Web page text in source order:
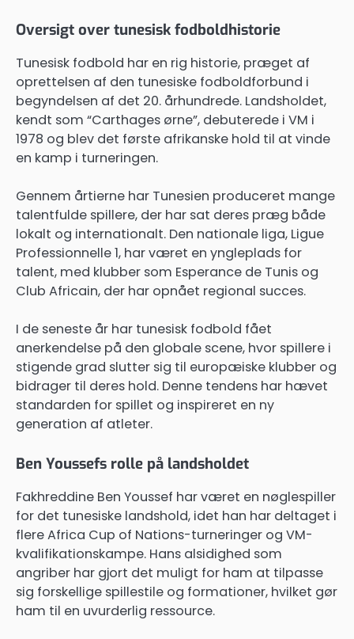
Oversigt over tunesisk fodboldhistorie
Tunesisk fodbold har en rig historie, præget af
oprettelsen af den tunesiske fodboldforbund i
begyndelsen af det 20. århundrede. Landsholdet,
kendt som “Carthages ørne”, debuterede i VM i
1978 og blev det første afrikanske hold til at vinde
en kamp i turneringen.
Gennem årtierne har Tunesien produceret mange
talentfulde spillere, der har sat deres præg både
lokalt og internationalt. Den nationale liga, Ligue
Professionnelle 1, har været en yngleplads for
talent, med klubber som Esperance de Tunis og
Club Africain, der har opnået regional succes.
I de seneste år har tunesisk fodbold fået
anerkendelse på den globale scene, hvor spillere i
stigende grad slutter sig til europæiske klubber og
bidrager til deres hold. Denne tendens har hævet
standarden for spillet og inspireret en ny
generation af atleter.
Ben Youssefs rolle på landsholdet
Fakhreddine Ben Youssef har været en nøglespiller
for det tunesiske landshold, idet han har deltaget i
flere Africa Cup of Nations-turneringer og VM-
kvalifikationskampe. Hans alsidighed som
angriber har gjort det muligt for ham at tilpasse
sig forskellige spillestile og formationer, hvilket gør
ham til en uvurderlig ressource.